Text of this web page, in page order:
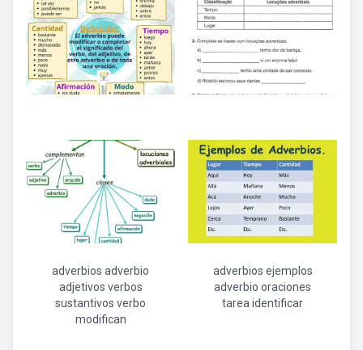
adverbios adverbio
adjetivos verbos
sustantivos verbo
modifican
adverbios ejemplos
adverbio oraciones
tarea identificar